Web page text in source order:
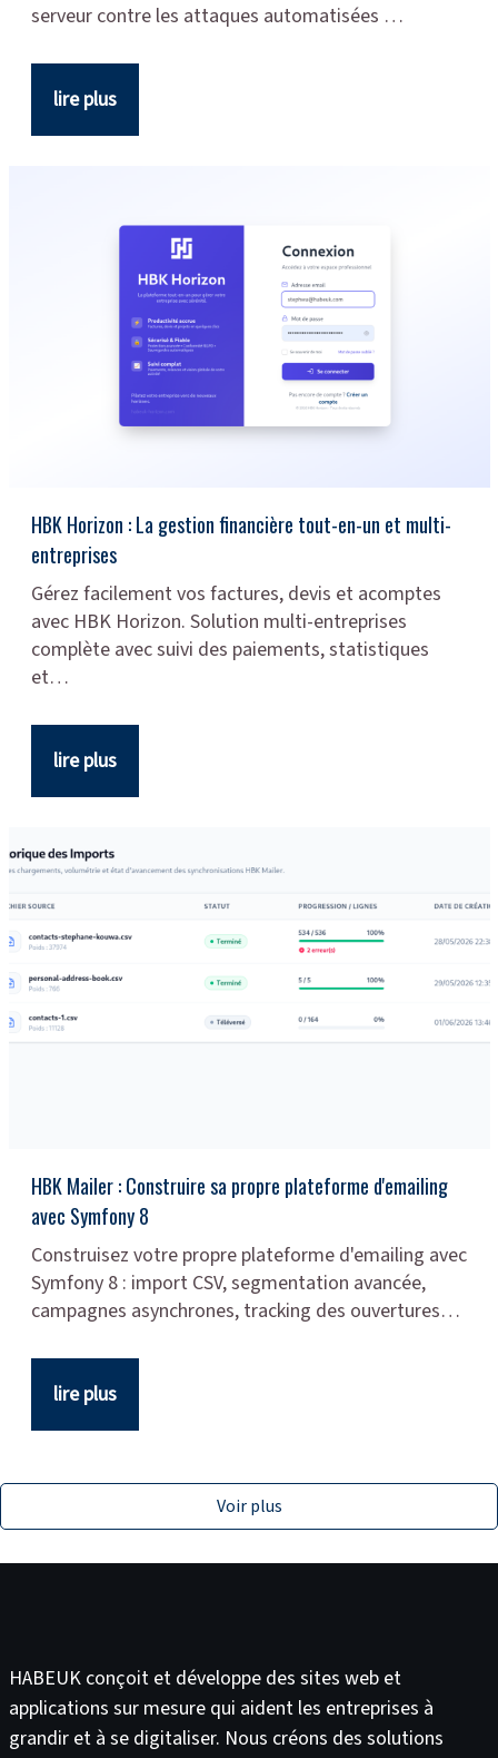
serveur contre les attaques automatisées …
lire plus
HBK Horizon : La gestion financière tout-en-un et multi-
entreprises
Gérez facilement vos factures, devis et acomptes
avec HBK Horizon. Solution multi-entreprises
complète avec suivi des paiements, statistiques
et…
lire plus
HBK Mailer : Construire sa propre plateforme d'emailing
avec Symfony 8
Construisez votre propre plateforme d'emailing avec
Symfony 8 : import CSV, segmentation avancée,
campagnes asynchrones, tracking des ouvertures…
lire plus
Voir plus
HABEUK conçoit et développe des sites webet
applications sur mesurequi aident les entreprises à
grandir et à se digitaliser. Nous créons des solutions